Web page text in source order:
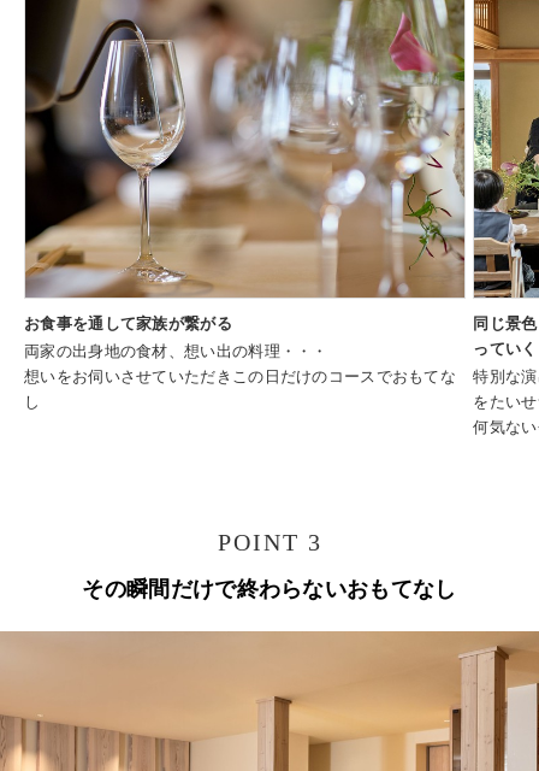
お食事を通して家族が繋がる
両家の出身地の食材、想い出の料理・・・
想いをお伺いさせていただきこの日だけのコースでおもてな
し
同じ景
ってい
特別な
をたい
何気な
POINT 3
その瞬間だけで終わらないおもてなし